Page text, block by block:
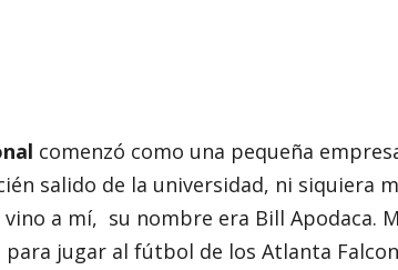
comenzó como una pequeña
salido de la universidad, ni siquiera
a mí, su nombre era Bill Apodaca.
jugar al fútbol de los Atlanta